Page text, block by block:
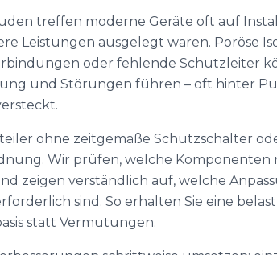
treffen moderne Geräte oft auf
Leistungen ausgelegt waren. Poröse
oder fehlende Schutzleiter
und Störungen führen – oft hinter
ohne zeitgemäße Schutzschalter
Wir prüfen, welche Komponenten
zeigen verständlich auf, welche
sind. So erhalten Sie eine
statt Vermutungen.